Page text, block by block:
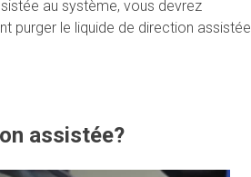
au système, vous devrez
purger le liquide de direction assistée
assistée?